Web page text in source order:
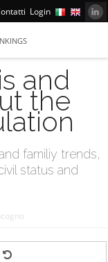
Login
and
the
familiy trends,
status and